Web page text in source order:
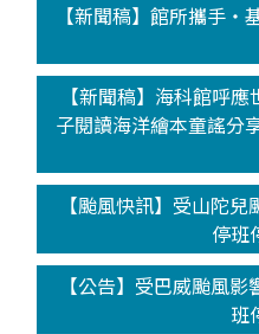
【新聞稿】館所攜手‧
【新聞稿】海科館呼
子閱讀海洋繪本童謠分
【颱風快訊】受山陀
停班
【公告】受巴威颱風
班